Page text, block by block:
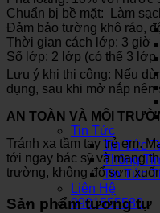
Tin Tức
Tin Tức
Thông
Tin Tức
Liên Hệ
0901555580
Chuẩn bị bề mặt: Làm
Đảm bảo tường khô ráo,
Thời gian cách lớp: 3 giờ
Số lớp: 2 lớp (có thể 3 lớp
Lưu ý khi thi công: Nếu
dụng, sau khi mở nắp
AN TOÀN VÀ MÔI
Tránh xa tầm tay trẻ em.
tới ngay bác sỹ và mang
trường, không đổ sơn
Sản phẩm tương tự